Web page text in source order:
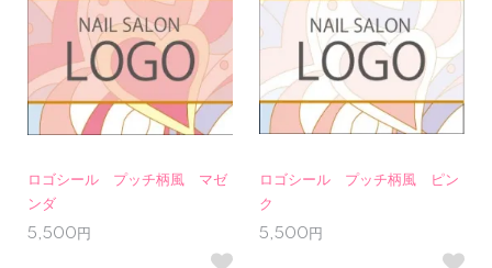
ロゴシール プッチ柄風 マゼ
ンダ
5,500円
ロゴシール プッチ柄風 ピン
ク
5,500円